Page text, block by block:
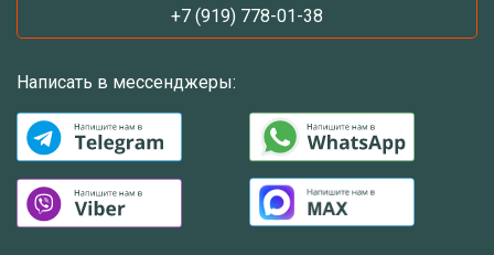
+7 (919) 778-01-38
Написать в мессенджеры: